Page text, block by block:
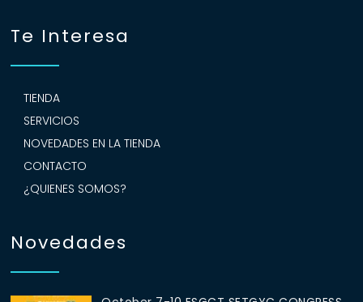
Te Interesa
TIENDA
SERVICIOS
NOVEDADES EN LA TIENDA
CONTACTO
¿QUIENES SOMOS?
Novedades